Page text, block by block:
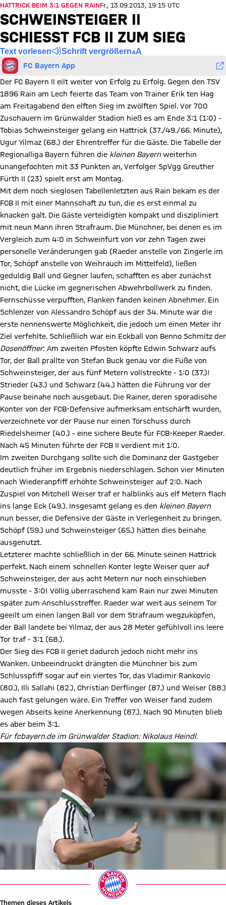
HATTRICK BEIM 3:1 GEGEN RAINFr., 13.09.2013, 19:15 UTC
SCHWEINSTEIGER II
SCHIESST FCB II ZUM SIEG
Text vorlesen Schrift vergrößern
FC Bayern App
Der FC Bayern II eilt weiter von Erfolg zu Erfolg. Gegen den TSV
1896 Rain am Lech feierte das Team von Trainer Erik ten Hag
am Freitagabend den elften Sieg im zwölften Spiel. Vor 700
Zuschauern im Grünwalder Stadion hieß es am Ende 3:1 (1:0) -
Tobias Schweinsteiger gelang ein Hattrick (37./49./66. Minute),
Ugur Yilmaz (68.) der Ehrentreffer für die Gäste. Die Tabelle der
Regionalliga Bayern führen die kleinen Bayern weiterhin
unangefochten mit 33 Punkten an, Verfolger SpVgg Greuther
Fürth II (23) spielt erst am Montag.
Mit dem noch sieglosen Tabellenletzten aus Rain bekam es der
FCB II mit einer Mannschaft zu tun, die es erst einmal zu
knacken galt. Die Gäste verteidigten kompakt und diszipliniert
mit neun Mann ihren Strafraum. Die Münchner, bei denen es im
Vergleich zum 4:0 in Schweinfurt von vor zehn Tagen zwei
personelle Veränderungen gab (Raeder anstelle von Zingerle im
Tor, Schöpf anstelle von Weihrauch im Mittelfeld), ließen
geduldig Ball und Gegner laufen, schafften es aber zunächst
nicht, die Lücke im gegnerischen Abwehrbollwerk zu finden.
Fernschüsse verpufften, Flanken fanden keinen Abnehmer. Ein
Schlenzer von Alessandro Schöpf aus der 34. Minute war die
erste nennenswerte Möglichkeit, die jedoch um einen Meter ihr
Ziel verfehlte. Schließlich war ein Eckball von Benno Schmitz der
Dosenöffner: Am zweiten Pfosten köpfte Edwin Schwarz aufs
Tor, der Ball prallte von Stefan Buck genau vor die Füße von
Schweinsteiger, der aus fünf Metern vollstreckte - 1:0 (37.)!
Strieder (43.) und Schwarz (44.) hätten die Führung vor der
Pause beinahe noch ausgebaut. Die Rainer, deren sporadische
Konter von der FCB-Defensive aufmerksam entschärft wurden,
verzeichnete vor der Pause nur einen Torschuss durch
Riedelsheimer (40.) - eine sichere Beute für FCB-Keeper Raeder.
Nach 45 Minuten führte der FCB II verdient mit 1:0.
Im zweiten Durchgang sollte sich die Dominanz der Gastgeber
deutlich früher im Ergebnis niederschlagen. Schon vier Minuten
nach Wiederanpfiff erhöhte Schweinsteiger auf 2:0. Nach
Zuspiel von Mitchell Weiser traf er halblinks aus elf Metern flach
ins lange Eck (49.). Insgesamt gelang es den kleinen Bayern
nun besser, die Defensive der Gäste in Verlegenheit zu bringen.
Schöpf (59.) und Schweinsteiger (65.) hätten dies beinahe
ausgenutzt.
Letzterer machte schließlich in der 66. Minute seinen Hattrick
perfekt. Nach einem schnellen Konter legte Weiser quer auf
Schweinsteiger, der aus acht Metern nur noch einschieben
musste - 3:0! Völlig überraschend kam Rain nur zwei Minuten
später zum Anschlusstreffer. Raeder war weit aus seinem Tor
geeilt um einen langen Ball vor dem Strafraum wegzuköpfen,
der Ball landete bei Yilmaz, der aus 28 Meter gefühlvoll ins leere
Tor traf - 3:1 (68.).
Der Sieg des FCB II geriet dadurch jedoch nicht mehr ins
Wanken. Unbeeindruckt drängten die Münchner bis zum
Schlusspfiff sogar auf ein viertes Tor, das Vladimir Rankovic
(80.), Illi Sallahi (82.), Christian Derflinger (87.) und Weiser (88.)
auch fast gelungen wäre. Ein Treffer von Weiser fand zudem
wegen Abseits keine Anerkennung (87.). Nach 90 Minuten blieb
es aber beim 3:1.
Für fcbayern.de im Grünwalder Stadion: Nikolaus Heindl.
Themen dieses Artikels